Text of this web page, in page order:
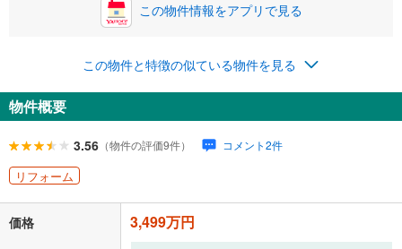
0円
年2回払いを想定しています。毎月の返済額に加えて、ボー
ナス時の増額分（1回分）を入力してください。
ボーナス払いの限度額は金融機関によって異なります。
月々の返済額 108,128 円/月
ローン返済額
＋修繕積立金 6,300円＋管理費 11,000円
この物件情報をアプリで見る
この物件と特徴の似ている物件を見る
物件概要
3.56 （物件の評価9件） コメント2件
リフォーム
価格 3,499万円